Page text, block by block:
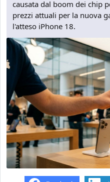
causata dal boom dei chip
prezzi attuali per la nuova
l'atteso iPhone 18.